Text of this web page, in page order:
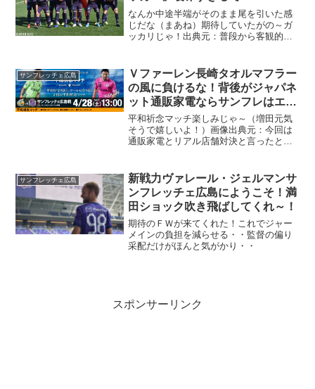
なんか中途半端がそのまま尾を引いた感
じだな（まあね）期待していたがの～ガ
ッカリじゃ！出典元：普段から客観的な
たが（多面でね）
サンフレッチェ広島
Ｖファーレン長崎タオルマフラー
の風に負けるな！背後がジャパネ
ット通販家電ならサンフレはエデ
ィオン旋風じゃ～！
平和祈念マッチ楽しみじゃ～（増田元気
そうで嬉しいよ！）画像出典元：今回は
通販家電とリアル店舗対決と言ったとこ
い入る）正直お互い万全な状態で開戦し
たかったがの～プロは文句...
サンフレッチェ広島
新戦力ヴァレール・ジェルマンサ
ンフレッチェ広島にようこそ！満
田ショック吹き飛ばしてくれ～！
期待のＦＷが来てくれた！これでジャー
メインの負担を減らせる・・監督の偏り
采配だけがほんと気がかり・・
スポンサーリンク